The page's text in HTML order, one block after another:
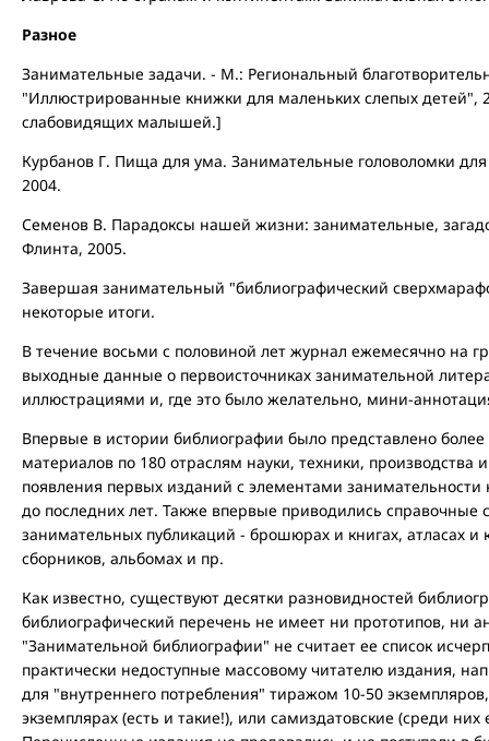
Разное
Занимательные задачи. - М.: Региональный
"Иллюстрированные книжки для маленьких слепых детей",
слабовидящих малышей.]
Курбанов Г. Пища для ума. Занимательные головоломки
2004.
Семенов В. Парадоксы нашей жизни: занимательные,
Флинта, 2005.
Завершая занимательный "библиографический
некоторые итоги.
В течение восьми с половиной лет журнал ежемесячно на
выходные данные о первоисточниках занимательной
иллюстрациями и, где это было желательно, мини-
Впервые в истории библиографии было представлено
материалов по 180 отраслям науки, техники,
появления первых изданий с элементами занимательности
до последних лет. Также впервые приводились справочные
занимательных публикаций - брошюрах и книгах, атласах и
сборников, альбомах и пр.
Как известно, существуют десятки разновидностей
библиографический перечень не имеет ни прототипов, ни
"Занимательной библиографии" не считает ее список
практически недоступные массовому читателю издания,
для "внутреннего потребления" тиражом 10-50
экземплярах (есть и такие!), или самиздатовские (среди